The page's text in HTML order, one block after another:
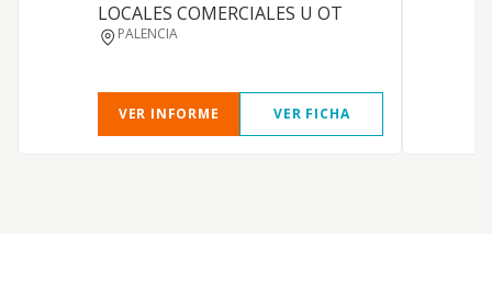
LOCALES COMERCIALES U OT
PALENCIA
VER INFORME VER FICHA